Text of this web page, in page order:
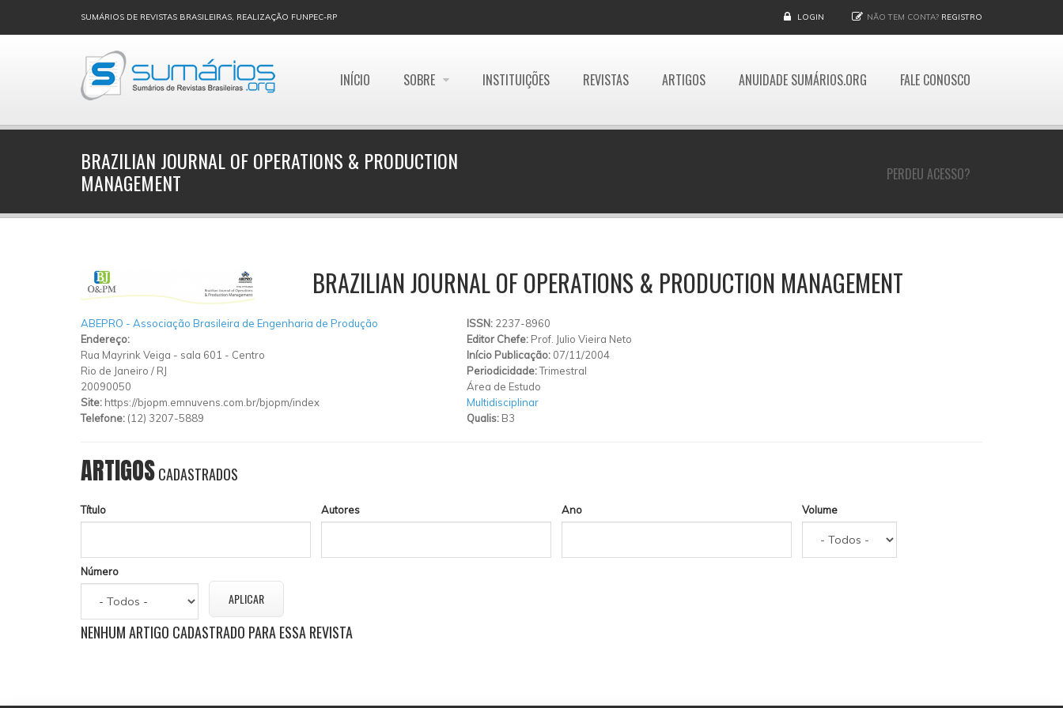
SUMÁRIOS DE REVISTAS BRASILEIRAS, REALIZAÇÃO FUNPEC-RP LOGIN NÃO TEM CONTA? REGISTRO
INÍCIO SOBRE INSTITUIÇÕES REVISTAS ARTIGOS ANUIDADE SUMÁRIOS.ORG FALE CONOSCO
PERDEU ACESSO?
BRAZILIAN JOURNAL OF OPERATIONS & PRODUCTION
MANAGEMENT
BRAZILIAN JOURNAL OF OPERATIONS & PRODUCTION MANAGEMENT
ABEPRO - Associação Brasileira de Engenharia de Produção
Endereço:
Rua Mayrink Veiga - sala 601 - Centro
Rio de Janeiro / RJ
20090050
Site: https://bjopm.emnuvens.com.br/bjopm/index
Telefone: (12) 3207-5889
ISSN: 2237-8960
Editor Chefe: Prof. Julio Vieira Neto
Início Publicação: 07/11/2004
Periodicidade:Trimestral
Área de Estudo
Multidisciplinar
Qualis: B3
ARTIGOSCADASTRADOS
Título Autores Ano Volume
Número
NENHUM ARTIGO CADASTRADO PARA ESSA REVISTA